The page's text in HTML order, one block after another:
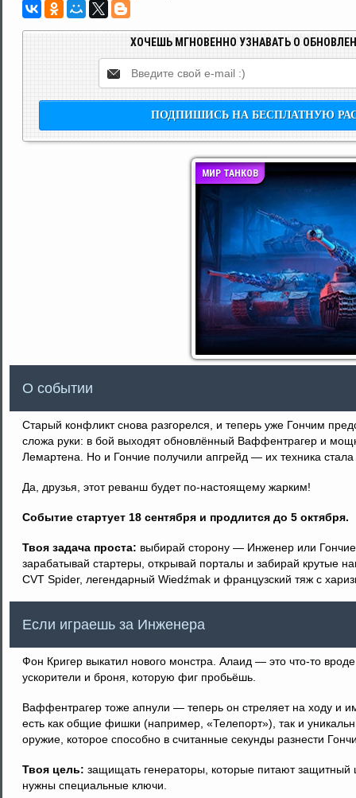
ХОЧЕШЬ МГНОВЕННО УЗНАВАТЬ О
МИР ТАНКОВ
О событии
Старый конфликт снова разгорелся, и теперь уже Гончим
сложа руки: в бой выходят обновлённый Ваффентрагер и
Лемартена. Но и Гончие получили апгрейд — их техника
Да, друзья, этот реванш будет по-настоящему жарким!
Событие стартует 18 сентября и продлится до 5 октября.
Твоя задача проста: выбирай сторону — Инженер или
зарабатывай стартеры, открывай порталы и забирай крутые
CVT Spider, легендарный Wiedźmak и французский тяж с
Если играешь за Инженера
Фон Кригер выкатил нового монстра. Алаид — это что-то
ускорители и броня, которую фиг пробьёшь.
Ваффентрагер тоже апнули — теперь он стреляет на ходу и
есть как общие фишки (например, «Телепорт»), так и
оружие, которое способно в считанные секунды разнести
Твоя цель: защищать генераторы, которые питают
нужны специальные ключи.